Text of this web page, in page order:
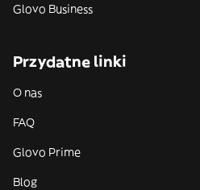
Glovo Business
Przydatne linki
O nas
FAQ
Glovo Prime
Blog